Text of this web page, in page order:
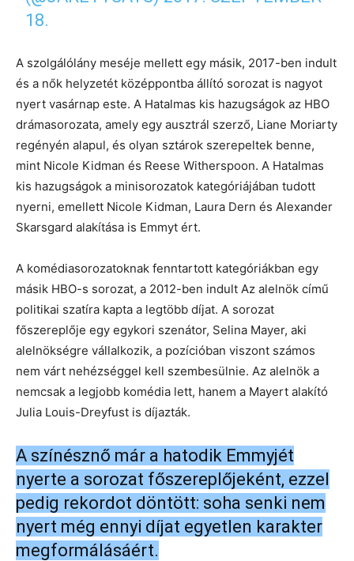
18.
A szolgálólány meséje mellett egy másik, 2017-ben indult
és a nők helyzetét középpontba állító sorozat is nagyot
nyert vasárnap este. A Hatalmas kis hazugságok az HBO
drámasorozata, amely egy ausztrál szerző, Liane Moriarty
regényén alapul, és olyan sztárok szerepeltek benne,
mint Nicole Kidman és Reese Witherspoon. A Hatalmas
kis hazugságok a minisorozatok kategóriájában tudott
nyerni, emellett Nicole Kidman, Laura Dern és Alexander
Skarsgard alakítása is Emmyt ért.
A komédiasorozatoknak fenntartott kategóriákban egy
másik HBO-s sorozat, a 2012-ben indult Az alelnök című
politikai szatíra kapta a legtöbb díjat. A sorozat
főszereplője egy egykori szenátor, Selina Mayer, aki
alelnökségre vállalkozik, a pozícióban viszont számos
nem várt nehézséggel kell szembesülnie. Az alelnök a
nemcsak a legjobb komédia lett, hanem a Mayert alakító
Julia Louis-Dreyfust is díjazták.
A színésznő már a hatodik Emmyjét
nyerte a sorozat főszereplőjeként, ezzel
pedig rekordot döntött: soha senki nem
nyert még ennyi díjat egyetlen karakter
megformálásáért.